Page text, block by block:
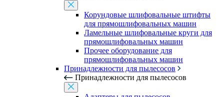
Корундовые шлифовальные штифты
для прямошлифовальных машин
Ламельные шлифовальные круги для
прямошлифовальных машин
Прочее оборудование для
прямошлифовальных машин
Принадлежности для пылесосов
Принадлежности для пылесосов